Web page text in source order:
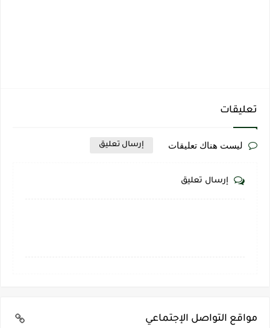
تعليقات
ليست هناك تعليقات إرسال تعليق
إرسال تعليق
مواقع التواصل الإجتماعي